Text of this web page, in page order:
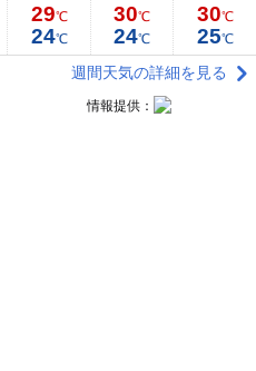
29℃
24℃
30℃
24℃
30℃
25℃
週間天気の詳細を見る
情報提供：